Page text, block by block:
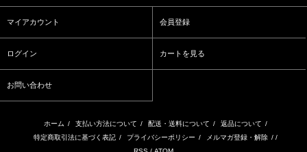
マイアカウント 会員登録
ログイン カートを見る
お問い合わせ
ホーム / 支払い方法について / 配送・送料について / 返品について /
特定商取引法に基づく表記 / プライバシーポリシー / メルマガ登録・解除 / /